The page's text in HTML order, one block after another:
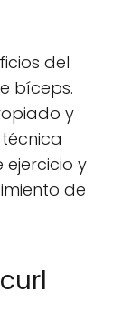
del
bíceps.
y
y
de